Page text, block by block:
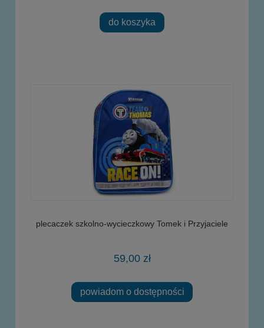
do koszyka
plecaczek szkolno-wycieczkowy Tomek i Przyjaciele
59,00 zł
powiadom o dostępności